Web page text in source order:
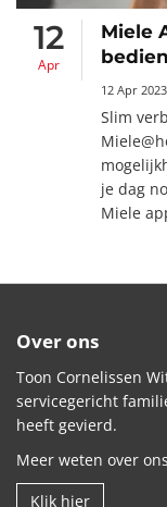
12
Apr
Miele
12 Apr 2023
Slim
je dag
Miele
Over ons
Toon Cornelissen
servicegericht
heeft gevierd.
Meer weten over
Klik hier